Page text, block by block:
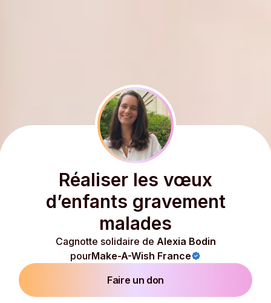
Réaliser les vœux
d’enfants gravement
malades
Cagnotte solidaire de Alexia Bodin
pourMake-A-Wish France
Faire un don